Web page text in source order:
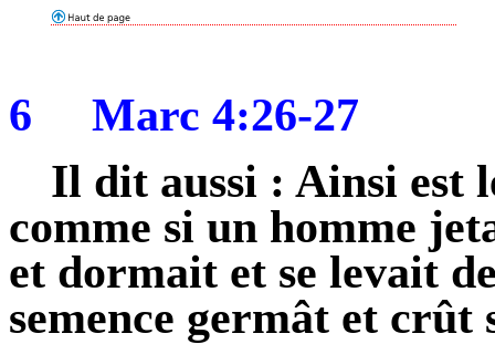
6
Marc 4:26-27
Il dit aussi : Ainsi est
comme si un homme
et dormait et se levait
semence germât et crût